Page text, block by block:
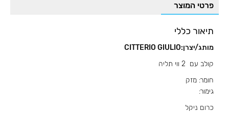
ווי
תליה,
דגם
פרטי המוצר
תיאור כללי
מותג/יצרן:CITTERIO GIULIO
קולב עם 2 ווי תליה
חומר: מזק
גימור:
כרום ניקל